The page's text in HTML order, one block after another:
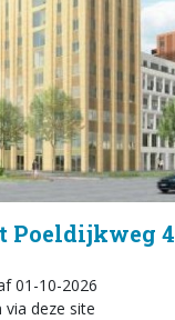
Poeldijkweg 4
01-10-2026
via deze site